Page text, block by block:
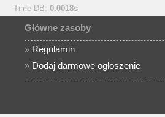
Time DB: 0.0018s
Główne zasoby
» Regulamin
» Dodaj darmowe ogłoszenie